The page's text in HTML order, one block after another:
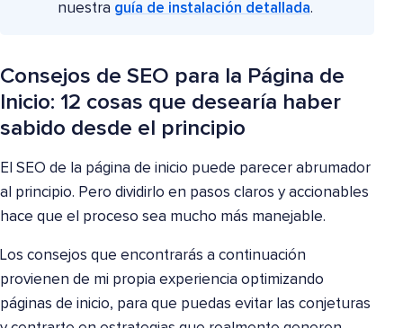
nuestra guía de instalación detallada.
Consejos de SEO para la Página de
Inicio: 12 cosas que desearía haber
sabido desde el principio
El SEO de la página de inicio puede parecer abrumador
al principio. Pero dividirlo en pasos claros y accionables
hace que el proceso sea mucho más manejable.
Los consejos que encontrarás a continuación
provienen de mi propia experiencia optimizando
páginas de inicio, para que puedas evitar las conjeturas